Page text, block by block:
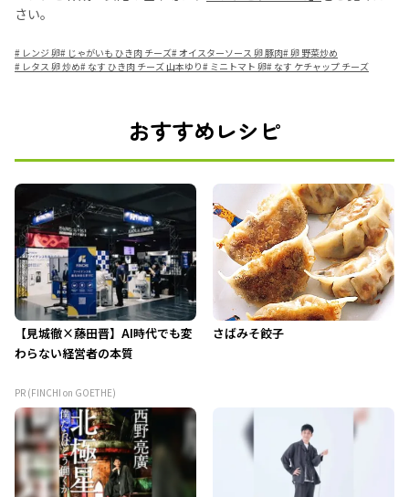
さい。
# レンジ 卵# じゃがいも ひき肉 チーズ#オイスターソース 卵 豚肉#卵 野菜炒め
# レタス 卵 炒め# なす ひき肉 チーズ 山本ゆり# ミニトマト 卵# なす ケチャップ チーズ
おすすめレシピ
【見城徹×藤田晋】AI時代でも変
わらない経営者の本質
PR (FINCHI on GOETHE)
さばみそ餃子